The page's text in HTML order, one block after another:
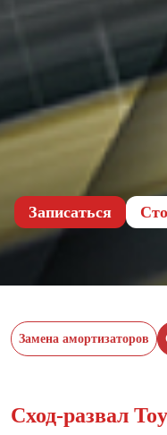
Записаться
Замена амортизаторов
Сход-развал